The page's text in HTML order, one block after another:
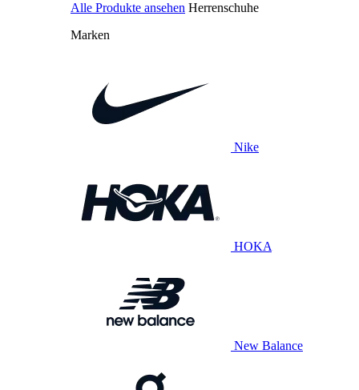
Alle Produkte ansehen Herrenschuhe
Marken
Nike
HOKA
New Balance